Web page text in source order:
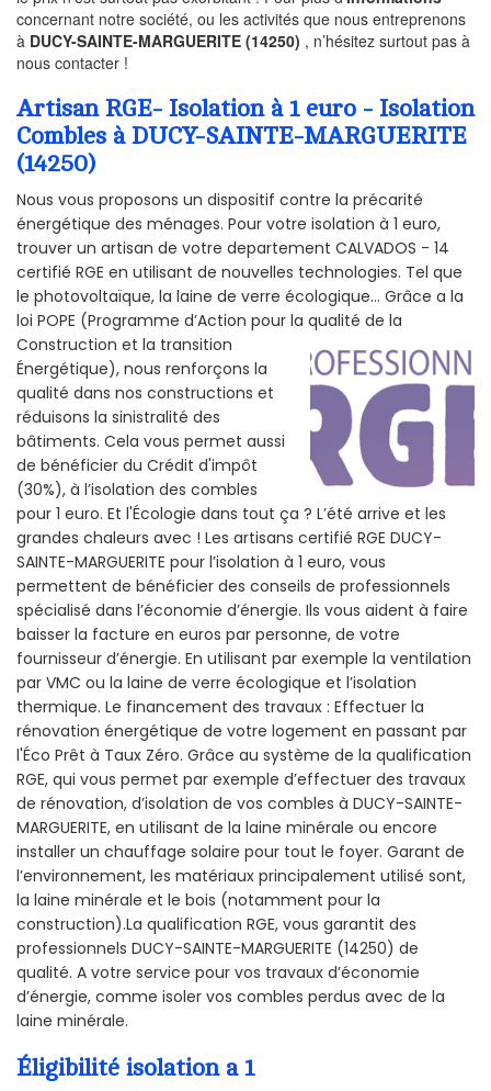
concernant notre société, ou les activités que nous entreprenons
à DUCY-SAINTE-MARGUERITE (14250) , n’hésitez surtout pas à
nous contacter !
Artisan RGE- Isolation à 1 euro - Isolation
Combles à DUCY-SAINTE-MARGUERITE
(14250)
Nous vous proposons un dispositif contre la précarité
énergétique des ménages. Pour votre isolation à 1 euro,
trouver un artisan de votre departement CALVADOS - 14
certifié RGE en utilisant de nouvelles technologies. Tel que
le photovoltaïque, la laine de verre écologique... Grâce a la
loi POPE (Programme d’Action pour la qualité de la
Construction et la transition
Énergétique), nous renforçons la
qualité dans nos constructions et
réduisons la sinistralité des
bâtiments. Cela vous permet aussi
de bénéficier du Crédit d'impôt
(30%), à l’isolation des combles
pour 1 euro. Et l'Écologie dans tout ça ? L’été arrive et les
grandes chaleurs avec ! Les artisans certifié RGE DUCY-
SAINTE-MARGUERITE pour l’isolation à 1 euro, vous
permettent de bénéficier des conseils de professionnels
spécialisé dans l’économie d’énergie. Ils vous aident à faire
baisser la facture en euros par personne, de votre
fournisseur d’énergie. En utilisant par exemple la ventilation
par VMC ou la laine de verre écologique et l’isolation
thermique. Le financement des travaux : Effectuer la
rénovation énergétique de votre logement en passant par
l'Éco Prêt à Taux Zéro. Grâce au système de la qualification
RGE, qui vous permet par exemple d’effectuer des travaux
de rénovation, d’isolation de vos combles à DUCY-SAINTE-
MARGUERITE, en utilisant de la laine minérale ou encore
installer un chauffage solaire pour tout le foyer. Garant de
l’environnement, les matériaux principalement utilisé sont,
la laine minérale et le bois (notamment pour la
construction).La qualification RGE, vous garantit des
professionnels DUCY-SAINTE-MARGUERITE (14250) de
qualité. A votre service pour vos travaux d’économie
d’énergie, comme isoler vos combles perdus avec de la
laine minérale.
Éligibilité isolation a 1